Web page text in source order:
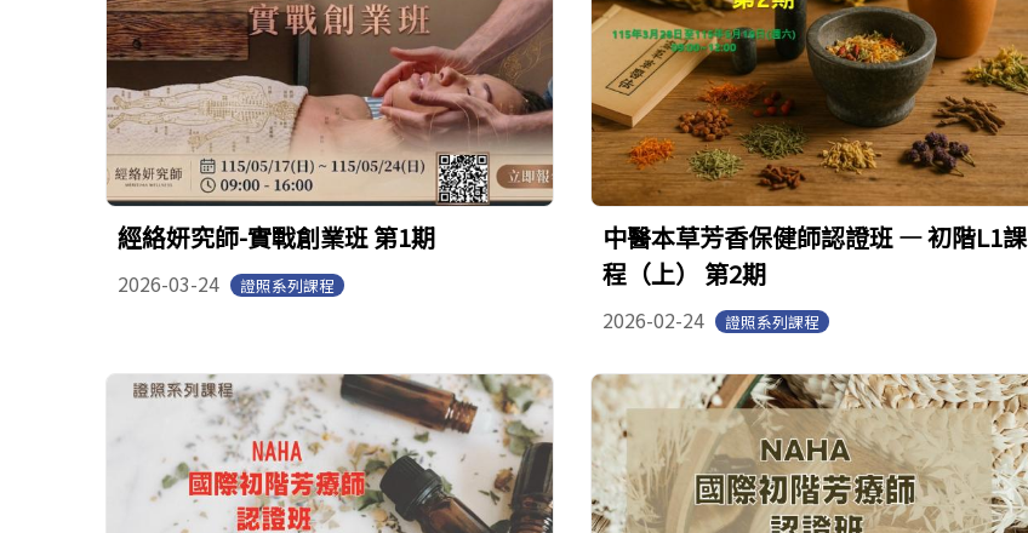
經絡妍究師-實戰創業班 第1期
2026-03-24 證照系列課程
中醫本草芳香保健師認證班 — 初階L1課
程（上） 第2期
2026-02-24 證照系列課程